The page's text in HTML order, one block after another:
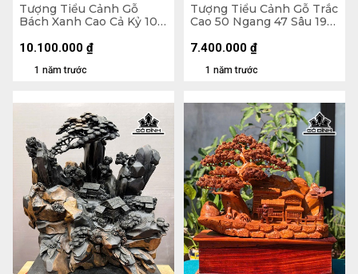
Tượng Tiểu Cảnh Gỗ
Bách Xanh Cao Cả Kỷ 105
Kỷ Cao 10 (cm)
1 năm trước
10.100.000 ₫
Tượng Tiểu Cảnh Gỗ Trắc
Cao 50 Ngang 47 Sâu 19
1 năm trước
7.400.000 ₫